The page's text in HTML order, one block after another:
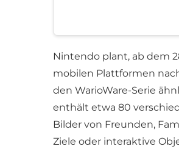
Nintendo plant, ab dem
mobilen Plattformen
den WarioWare-Serie
enthält etwa 80
Bilder von Freunden,
Ziele oder interaktive